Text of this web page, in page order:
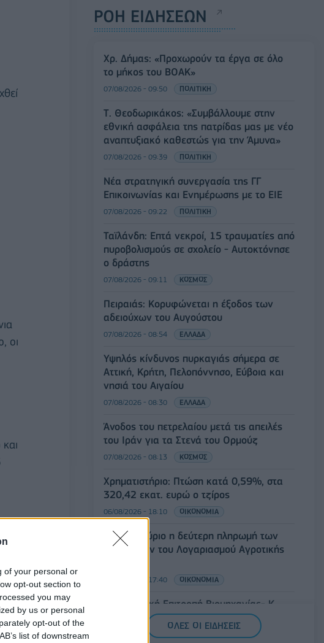
of your personal or
opt-out section to
you may
by us or personal
opt-out of the
list of downstream
οι
ΡΟΗ ΕΙΔΗΣΕΩΝ
Χρ. Δήμας: «Προχωρούν τα έργα σε όλο
το μήκος του ΒΟΑΚ»
07/08/2026 - 09:50 ΠΟΛΙΤΙΚΗ
Τ. Θεοδωρικάκος: «Συμβάλλουμε στην
εθνική ασφάλεια της πατρίδας μας με νέο
αναπτυξιακό καθεστώς για την Άμυνα»
07/08/2026 - 09:39 ΠΟΛΙΤΙΚΗ
Νέα στρατηγική συνεργασία της ΓΓ
Επικοινωνίας και Ενημέρωσης με το ΕΙΕ
07/08/2026 - 09:22 ΠΟΛΙΤΙΚΗ
Ταϊλάνδη: Επτά νεκροί, 15 τραυματίες από
πυροβολισμούς σε σχολείο - Αυτοκτόνησε
ο δράστης
07/08/2026 - 09:11 ΚΟΣΜΟΣ
Πειραιάς: Κορυφώνεται η έξοδος των
αδειούχων του Αυγούστου
07/08/2026 - 08:54 ΕΛΛΑΔΑ
Υψηλός κίνδυνος πυρκαγιάς σήμερα σε
Αττική, Κρήτη, Πελοπόννησο, Εύβοια και
νησιά του Αιγαίου
07/08/2026 - 08:30 ΕΛΛΑΔΑ
Άνοδος του πετρελαίου μετά τις απειλές
του Ιράν για τα Στενά του Ορμούζ
07/08/2026 - 08:13 ΚΟΣΜΟΣ
Χρηματιστήριο: Πτώση κατά 0,59%, στα
320,42 εκατ. ευρώ ο τζίρος
06/08/2026 - 18:10 ΟΙΚΟΝΟΜΙΑ
ΟΠΕΚΑ: Αύριο η δεύτερη πληρωμή των
δικαιούχων του Λογαριασμού Αγροτικής
06/08/2026 - 17:40 ΟΙΚΟΝΟΜΙΑ
Κυβερνητική Επιτροπή Βιομηχανίας- Κ.
Μητσοτάκης: Στρατηγική προτεραιότητα η
ενίσχυση της βιομηχανίας
ΟΛΕΣ ΟΙ ΕΙΔΗΣΕΙΣ